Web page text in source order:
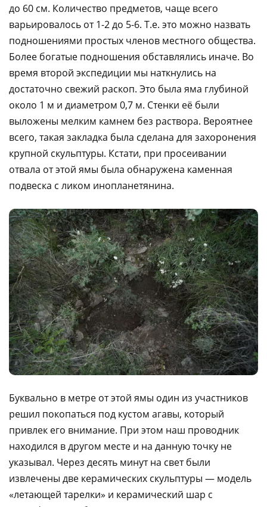
до 60 см. Количество предметов, чаще всего
варьировалось от 1-2 до 5-6. Т.е. это можно назвать
подношениями простых членов местного общества.
Более богатые подношения обставлялись иначе. Во
время второй экспедиции мы наткнулись на
достаточно свежий раскоп. Это была яма глубиной
около 1 м и диаметром 0,7 м. Стенки её были
выложены мелким камнем без раствора. Вероятнее
всего, такая закладка была сделана для захоронения
крупной скульптуры. Кстати, при просеивании
отвала от этой ямы была обнаружена каменная
подвеска с ликом инопланетянина.
Буквально в метре от этой ямы один из участников
решил покопаться под кустом агавы, который
привлек его внимание. При этом наш проводник
находился в другом месте и на данную точку не
указывал. Через десять минут на свет были
извлечены две керамических скульптуры — модель
«летающей тарелки» и керамический шар с